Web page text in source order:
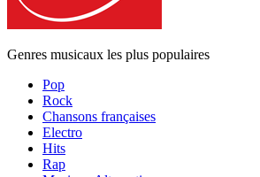
Genres musicaux les plus populaires
Pop
Rock
Chansons françaises
Electro
Hits
Rap